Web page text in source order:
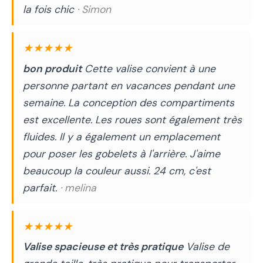
la fois chic · Simon
★★★★★
bon produitCette valise convient à une
personne partant en vacances pendant une
semaine. La conception des compartiments
est excellente. Les roues sont également très
fluides. Il y a également un emplacement
pour poser les gobelets à l'arrière. J'aime
beaucoup la couleur aussi. 24 cm, c'est
parfait. · melina
★★★★★
Valise spacieuse et très pratiqueValise de